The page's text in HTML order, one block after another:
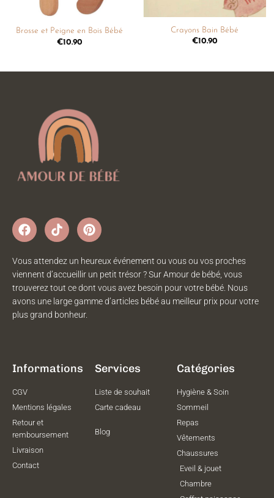
Brosse et Peigne en Bois Bébé
€10.90
Crayons Bain Bébé
€10.90
Vous attendez un heureux événement ou vous ou vos proches
viennent d’accueillir un petit trésor ? Sur Amour de bébé, vous
trouverez tout ce dont vous avez besoin pour votre bébé. Nous
avons une large gamme d’articles bébé au meilleur prix pour votre
plus grand bonheur.
Informations
CGV
Mentions légales
Retour et
remboursement
Livraison
Contact
Services
Liste de souhait
Carte cadeau
Blog
Catégories
Hygiène & Soin
Sommeil
Repas
Vêtements
Chaussures
Eveil & jouet
Chambre